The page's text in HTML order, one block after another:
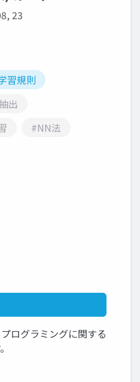
23
習規則
出
#NN法
ログラミングに関する